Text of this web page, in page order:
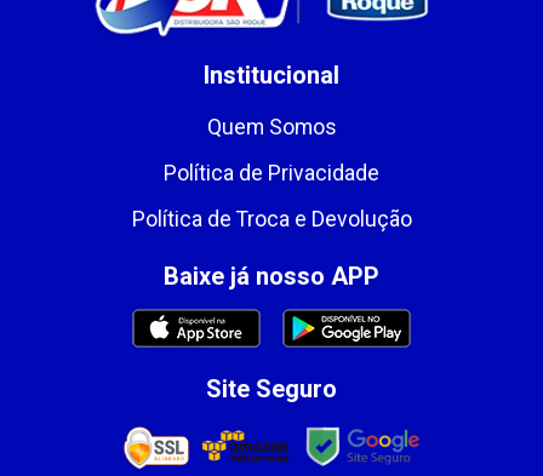
Institucional
Quem Somos
Política de Privacidade
Política de Troca e Devolução
Baixe já nosso APP
Site Seguro